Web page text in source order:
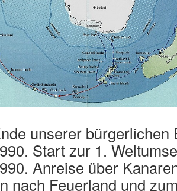
unserer bürgerlichen
Start zur 1.
Anreise über
nach Feuerland und